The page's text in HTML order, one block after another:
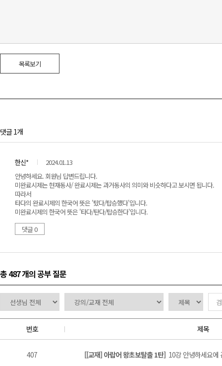
목록보기
댓글 1개
한신*
2024.01.13
안녕하세요. 회원님 답변드립니다.
미완료시제는 현재동사/ 완료시제는 과거동사의 의미와 비슷하다고 보시면 됩니다.
따라서
타다의 완료시제의 한국어 뜻은 '탔다/탑승했다'입니다.
미완료시제의 한국어 뜻은 '타다/탄다/탑승한다'입니다.
댓글 0
총 487 개의 공부 질문
번호 제목
407 [[교재] 아랍어 왕초보탈출 1탄] 10강 안녕하세요에